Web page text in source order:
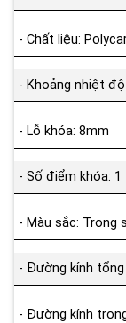
- Chất liệu:
- Khoảng nhiệt
- Lỗ khóa: 8mm
- Số điểm khóa: 1
- Màu sắc: Trong
- Đường kính
- Đường kính